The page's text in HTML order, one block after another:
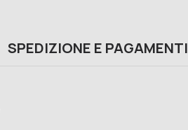
SPEDIZIONE E PAGAMENTI